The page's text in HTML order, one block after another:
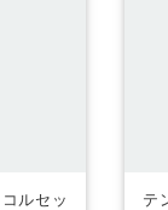
ルセッ
テ